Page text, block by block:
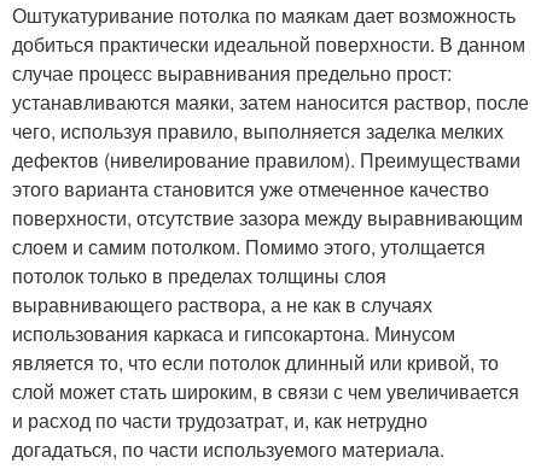
Оштукатуривание потолка по маякам дает возможность
добиться практически идеальной поверхности. В данном
случае процесс выравнивания предельно прост:
устанавливаются маяки, затем наносится раствор, после
чего, используя правило, выполняется заделка мелких
дефектов (нивелирование правилом). Преимуществами
этого варианта становится уже отмеченное качество
поверхности, отсутствие зазора между выравнивающим
слоем и самим потолком. Помимо этого, утолщается
потолок только в пределах толщины слоя
выравнивающего раствора, а не как в случаях
использования каркаса и гипсокартона. Минусом
является то, что если потолок длинный или кривой, то
слой может стать широким, в связи с чем увеличивается
и расход по части трудозатрат, и, как нетрудно
догадаться, по части используемого материала.